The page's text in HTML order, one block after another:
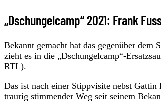
„Dschungelcamp“ 2021: Frank
Bekannt gemacht hat das gegenüber dem
zieht es in die „Dschungelcamp“-
RTL).
Das ist nach einer Stippvisite nebst
traurig stimmender Weg seit seinem